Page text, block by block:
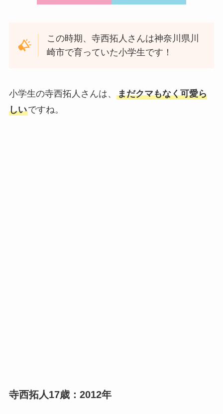
この時期、寺西拓人さんは神奈川県川
崎市で育っていた小学生です！
小学生の寺西拓人さんは、 まだクマもなく可愛ら
しいですね。
寺西拓人17歳：2012年